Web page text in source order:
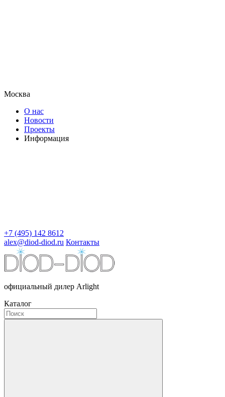
Москва
О нас
Новости
Проекты
Информация
+7 (495) 142 8612
alex@diod-diod.ru Контакты
официальный дилер Arlight
Каталог